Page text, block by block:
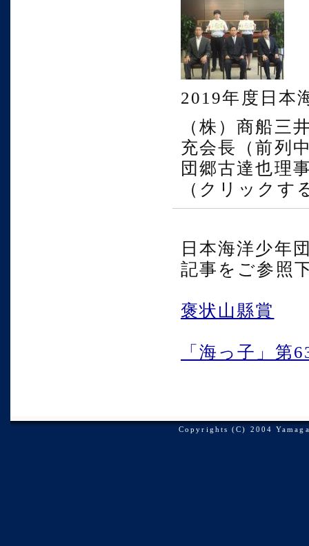
2019年度日本
（株）商船
充会長（前列
団郷古達也理
（クリックす
日本海洋少年
記事をご参照
褒状山縣賞
「海っ子」第
Copyrights (C) 2004